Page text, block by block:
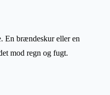
En brændeskur eller en
mod regn og fugt.